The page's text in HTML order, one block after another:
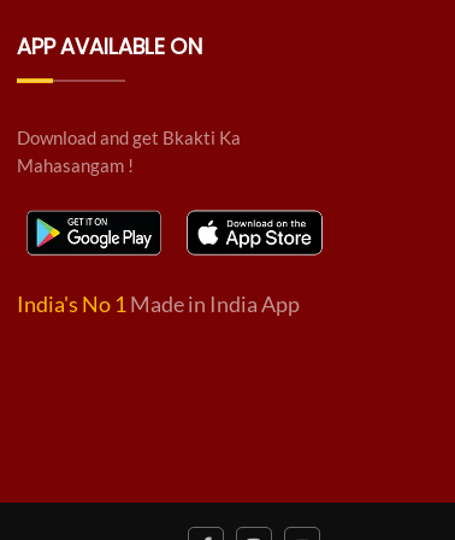
APP AVAILABLE ON
Download and get Bkakti Ka
Mahasangam !
India's No 1Made in India App